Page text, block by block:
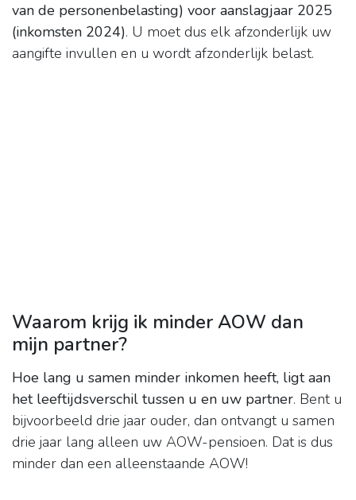
van de personenbelasting) voor aanslagjaar 2025
(inkomsten 2024). U moet dus elk afzonderlijk uw
aangifte invullen en u wordt afzonderlijk belast.
Waarom krijg ik minder AOW dan
mijn partner?
Hoe lang u samen minder inkomen heeft, ligt aan
het leeftijdsverschil tussen u en uw partner. Bent u
bijvoorbeeld drie jaar ouder, dan ontvangt u samen
drie jaar lang alleen uw AOW-pensioen. Dat is dus
minder dan een alleenstaande AOW!